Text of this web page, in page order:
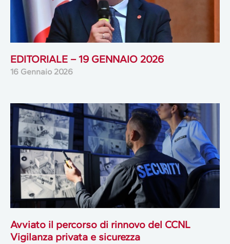
EDITORIALE – 19 GENNAIO 2026
16 Gennaio 2026
Avviato il percorso di rinnovo del CCNL
Vigilanza privata e sicurezza